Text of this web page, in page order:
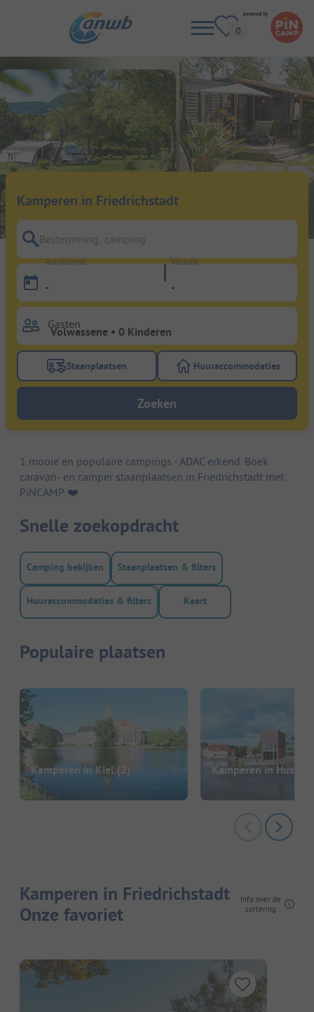
Kamperen in Friedrichstadt
Bestemming, camping
Aankomst
-
Vertrek
-
Gasten
Gebruik de filterknop staanplaatsen om te zoeken
Staanplaatsen Gebruik de
Huuraccommodaties
Zoeken
1 mooie en populaire campings - ADAC erkend. Boek
caravan- en camper staanplaatsen in Friedrichstadt met
PiNCAMP. ❤️️
Snelle zoekopdracht
Camping bekijken Staanplaatsen & filters
Huuraccommodaties & filters Kaart
Populaire plaatsen
Kamperen in Kiel(2) Kamperen in Husum
Kamperen in Friedrichstadt
Onze favoriet
Info over de
sortering